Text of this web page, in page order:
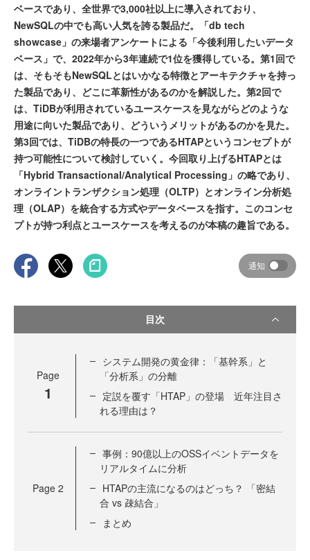
ベースであり、全世界で3,000社以上に導入されており、
NewSQLの中でも高い人気を誇る製品だ。「db tech
showcase」の来場者アンケートによる「今後利用したいデータ
ベース」で、2022年から3年連続で1位を獲得している。第1回で
は、そもそもNewSQLとはいかなる特徴とアーキテクチャを持っ
た製品であり、どこに革新性があるのかを解説した。第2回で
は、TiDBが利用されているユースケースを見ながらどのような
用途に向いた製品であり、どういうメリットがあるのかを見た。
第3回では、TiDBの特長の一つであるHTAPというコンセプトが
持つ可能性について検討していく。今回取り上げるHTAPとは
「Hybrid Transactional/Analytical Processing」の略であり、
オンライントランザクション処理（OLTP）とオンライン分析処
理（OLAP）を統合する方式やデータベースを指す。このコンセ
プトが持つ利点とユースケースを考えるのが本稿の趣旨である。
通知
目次
Page
1
システム開発の黄金律：「基幹系」と
「分析系」の分離
定説を覆す「HTAP」の登場 近年注目さ
れる理由は？
Page 2
事例：90億以上のOSSイベントデータを
リアルタイムに分析
HTAPの主流になるのはどっち？ 「密結
合 vs 疎結合」
まとめ